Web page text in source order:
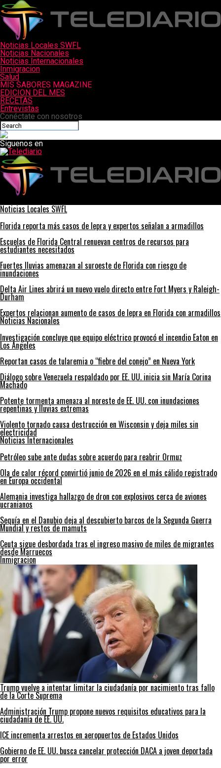
Noticias Locales SWFL
Noticias Nacionales
Noticias Internacionales
Inmigracion
Salud
MIS SABORES MAGAZINE
EDICION DEL MES
RECETAS
Entrevistas
Conéctate con nosotros
Siguenos en
Noticias Locales SWFL
Florida reporta más casos de lepra y expertos señalan a armadillos
Escuelas de Florida Central renuevan centros de recursos para
estudiantes necesitados
Fuertes lluvias amenazan al suroeste de Florida con riesgo de
inundaciones
Delta Air Lines abrirá un nuevo vuelo directo entre Fort Myers y Raleigh-
Durham
Expertos relacionan aumento de casos de lepra en Florida con armadillos
Noticias Nacionales
Investigación concluye que equipo eléctrico provocó el incendio Eaton en
Los Ángeles
Reportan casos de tularemia o “fiebre del conejo” en Nueva York
Diálogo sobre Venezuela respaldado por EE. UU. inicia sin María Corina
Machado
Potente tormenta amenaza al noreste de EE. UU. con inundaciones
repentinas y lluvias extremas
Violento tornado causa destrucción en Wisconsin y deja miles sin
electricidad
Noticias Internacionales
Petróleo sube ante dudas sobre acuerdo para reabrir Ormuz
Ola de calor récord convirtió junio de 2026 en el más cálido registrado
en Europa occidental
Alemania investiga hallazgo de dron con explosivos cerca de aviones
ucranianos
Sequía en el Danubio deja al descubierto barcos de la Segunda Guerra
Mundial y restos de mamuts
Ceuta sigue desbordada tras el ingreso masivo de miles de migrantes
desde Marruecos
Inmigracion
Trump vuelve a intentar limitar la ciudadanía por nacimiento tras fallo
de la Corte Suprema
Administración Trump propone nuevos requisitos educativos para la
ciudadanía de EE. UU.
ICE incrementa arrestos en aeropuertos de Estados Unidos
Gobierno de EE. UU. busca cancelar protección DACA a joven deportada
por error